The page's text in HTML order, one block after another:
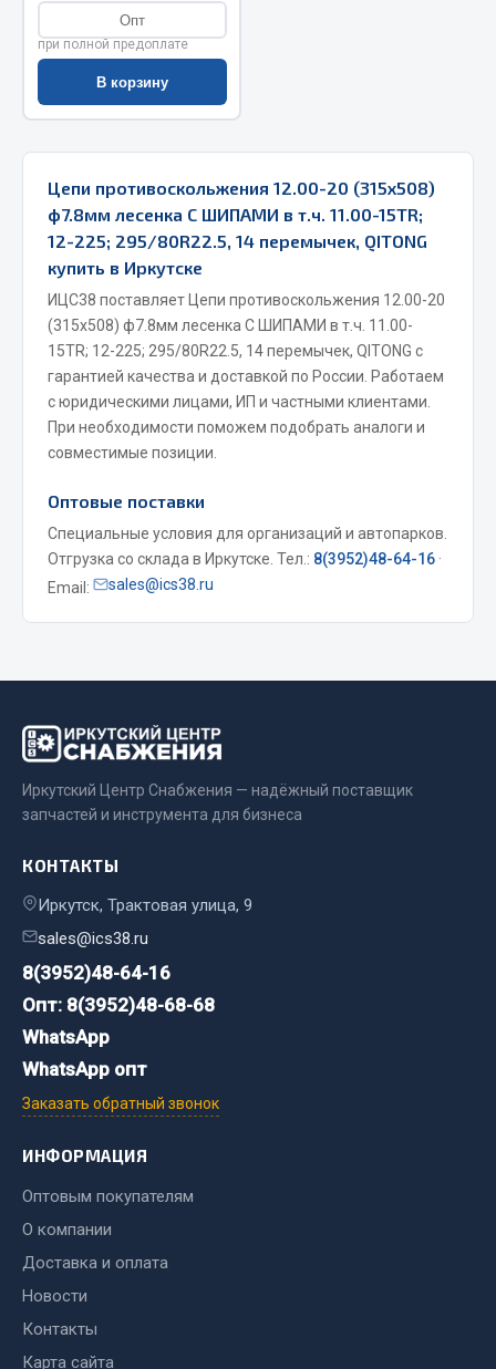
Система выпуска газа
Система охлаждения
Сцепление
Тормозная система
Весь раздел
Запчасти ЯМЗ
Двигатель
Система питания
Система выпуска газа
Система охлаждения
Коробка передач
Тормозная система
Показать ещё
Весь раздел
Двигатель
Система питания
Система охлаждения
Сцепление
Весь раздел
Система питания
Колеса и шины
Система охлаждения
Подвеска
Кабина
Опт
при полной предоплате
В корзину
Цепи противоскольжения 12.00-20 (315х508)
ф7.8мм лесенка С ШИПАМИ в т.ч. 11.00-15TR;
12-225; 295/80R22.5, 14 перемычек, QITONG
купить в Иркутске
ИЦС38 поставляет Цепи противоскольжения 12.00-20
(315х508) ф7.8мм лесенка С ШИПАМИ в т.ч. 11.00-
15TR; 12-225; 295/80R22.5, 14 перемычек, QITONG с
гарантией качества и доставкой по России. Работаем
с юридическими лицами, ИП и частными клиентами.
При необходимости поможем подобрать аналоги и
совместимые позиции.
Оптовые поставки
Специальные условия для организаций и автопарков.
Отгрузка со склада в Иркутске. Тел.: 8(3952)48-64-16 ·
Email:
sales@ics38.ru
Иркутский Центр Снабжения — надёжный поставщик
запчастей и инструмента для бизнеса
КОНТАКТЫ
Иркутск, Трактовая улица, 9
sales@ics38.ru
8(3952)48-64-16
Опт: 8(3952)48-68-68
WhatsApp
WhatsApp опт
Заказать обратный звонок
ИНФОРМАЦИЯ
Оптовым покупателям
О компании
Доставка и оплата
Новости
Контакты
Карта сайта